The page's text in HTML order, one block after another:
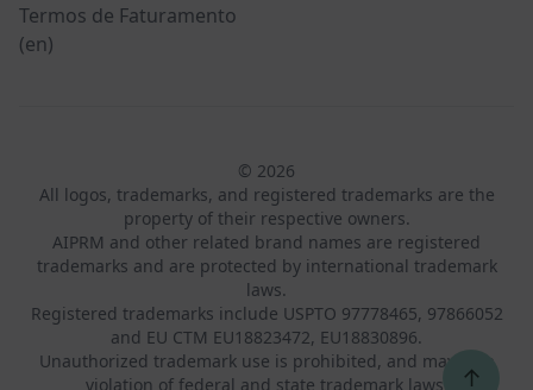
Termos de Faturamento
(en)
© 2026
All logos, trademarks, and registered trademarks are the
property of their respective owners.
AIPRM and other related brand names are registered
trademarks and are protected by international trademark
laws.
Registered trademarks include USPTO 97778465, 97866052
and EU CTM EU18823472, EU18830896.
Unauthorized trademark use is prohibited, and may be a
violation of federal and state trademark laws.
↑